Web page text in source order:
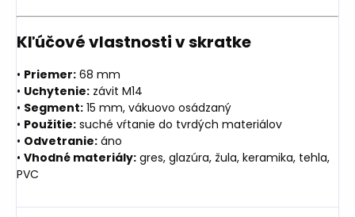
Kľúčové vlastnosti v skratke
• Priemer: 68 mm
• Uchytenie: závit M14
• Segment: 15 mm, vákuovo osádzaný
• Použitie: suché vŕtanie do tvrdých materiálov
• Odvetranie: áno
• Vhodné materiály: gres, glazúra, žula, keramika, tehla,
PVC